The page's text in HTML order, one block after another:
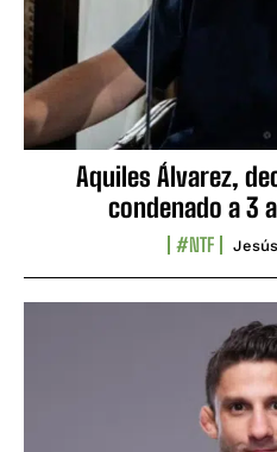
Aquiles Álvarez,
condenado a 3
#NTF